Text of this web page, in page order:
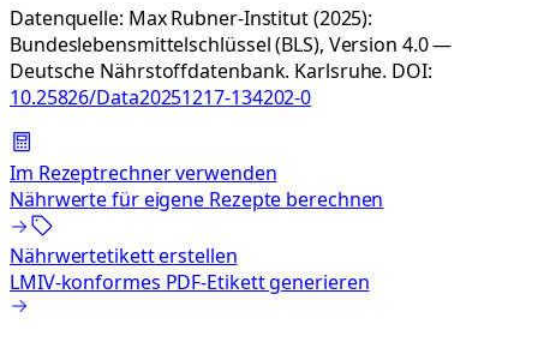
Datenquelle: Max Rubner-Institut (2025):
Bundeslebensmittelschlüssel (BLS), Version 4.0 —
Deutsche Nährstoffdatenbank. Karlsruhe. DOI:
10.25826/Data20251217-134202-0
Im Rezeptrechner verwenden
Nährwerte für eigene Rezepte berechnen
Nährwertetikett erstellen
LMIV-konformes PDF-Etikett generieren